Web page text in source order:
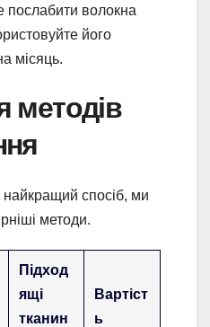
волокна
його
місяць.
методів
спосіб, ми
методи.
Підход
ящі
тканин
Вартіст
ь